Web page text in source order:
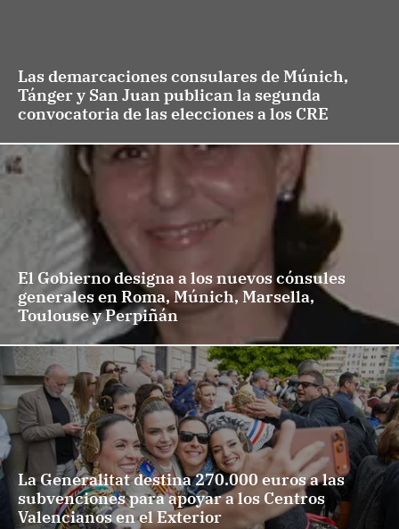
Las demarcaciones consulares de Múnich,
Tánger y San Juan publican la segunda
convocatoria de las elecciones a los CRE
El Gobierno designa a los nuevos cónsules
generales en Roma, Múnich, Marsella,
Toulouse y Perpiñán
La Generalitat destina 270.000 euros a las
subvenciones para apoyar a los Centros
Valencianos en el Exterior